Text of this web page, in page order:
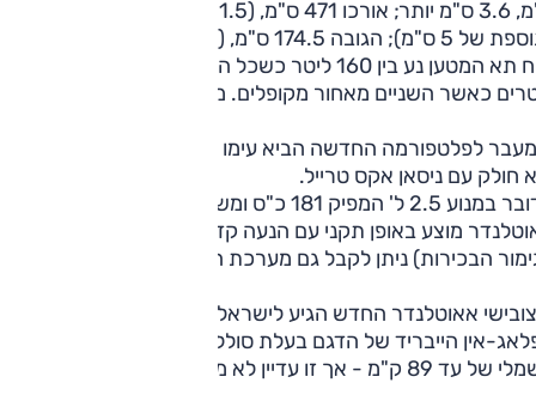
ס"מ); הגובה 174.5 ס"מ, (3.5 ס"מ יותר).
כאשר השניים מאחור מקופלים. מרווח הגחון הוא 21 ס"מ.
לפלטפורמה החדשה הביא עימו יחידת הנעה חדשה אותה
חולק עם ניסאן אקס טרייל.
מדובר במנוע 2.5 ל' המפיק 181 כ"ס ומשודך לתיבה רציפה.
מוצע באופן תקני עם הנעה קדמית, כאופציה (ברמות
הבכירות) ניתן לקבל גם מערכת הנעה כפולה.
89 ק"מ - אך זו עדיין לא מוצעת בארץ.